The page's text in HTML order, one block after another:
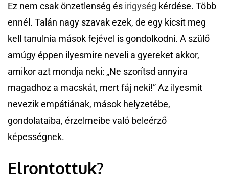
Ez nem csak önzetlenség és irigység kérdése. Több
ennél. Talán nagy szavak ezek, de egy kicsit meg
kell tanulnia mások fejével is gondolkodni. A szülő
amúgy éppen ilyesmire neveli a gyereket akkor,
amikor azt mondja neki: „Ne szorítsd annyira
magadhoz a macskát, mert fáj neki!” Az ilyesmit
nevezik empátiának, mások helyzetébe,
gondolataiba, érzelmeibe való beleérző
képességnek.
Elrontottuk?